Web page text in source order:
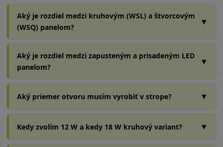
Aký je rozdiel medzi kruhovým (WSL) a štvorcovým
(WSQ) panelom?
▼
Aký je rozdiel medzi zapusteným a prisadeným LED
panelom?
▼
Aký priemer otvoru musím vyrobiť v strope? ▼
Kedy zvolím 12 W a kedy 18 W kruhový variant? ▼